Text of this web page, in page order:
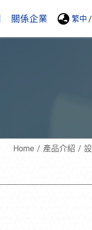
關係企業 繁中
Home 產品介紹